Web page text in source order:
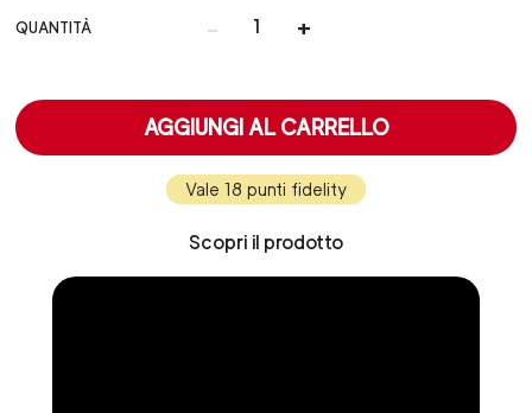
QUANTITÀ - +
AGGIUNGI AL CARRELLO
Vale 18 punti fidelity
Scopri il prodotto